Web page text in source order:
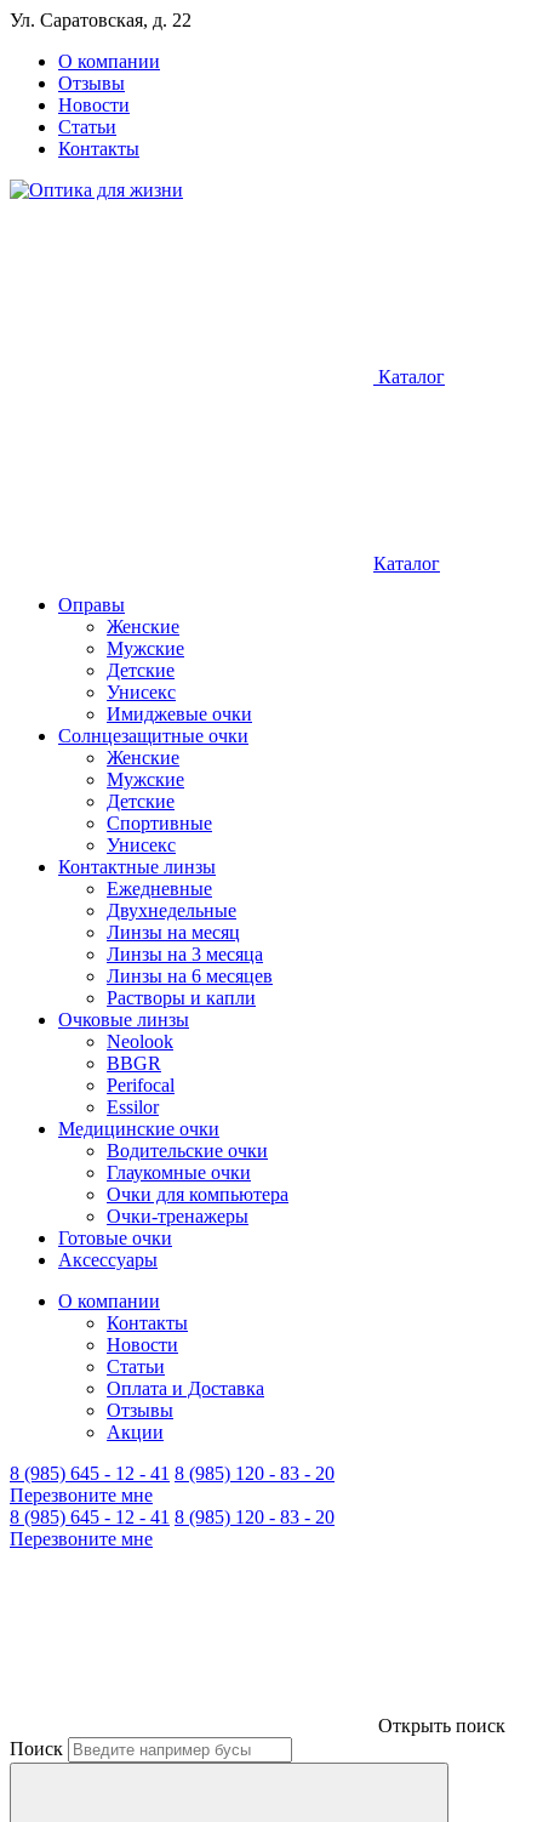
Ул. Саратовская, д. 22
О компании
Отзывы
Новости
Статьи
Контакты
Каталог
Каталог
Оправы
Женские
Мужские
Детские
Унисекс
Имиджевые очки
Солнцезащитные очки
Женские
Мужские
Детские
Спортивные
Унисекс
Контактные линзы
Ежедневные
Двухнедельные
Линзы на месяц
Линзы на 3 месяца
Линзы на 6 месяцев
Растворы и капли
Очковые линзы
Neolook
BBGR
Perifocal
Essilor
Медицинские очки
Водительские очки
Глаукомные очки
Очки для компьютера
Очки-тренажеры
Готовые очки
Аксессуары
О компании
Контакты
Новости
Статьи
Оплата и Доставка
Отзывы
Акции
8 (985) 645 - 12 - 41 8 (985) 120 - 83 - 20
Перезвоните мне
8 (985) 645 - 12 - 41 8 (985) 120 - 83 - 20
Перезвоните мне
Открыть поиск
Поиск